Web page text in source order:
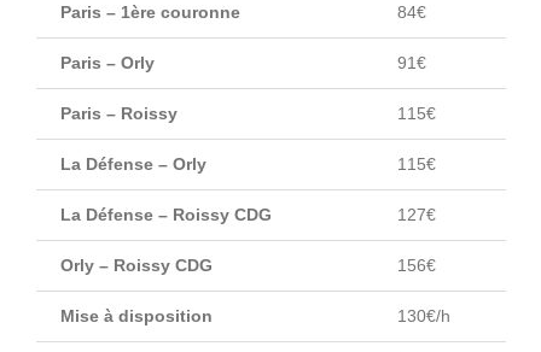
Paris – 1ère couronne 84€
Paris – Orly 91€
Paris – Roissy 115€
La Défense – Orly 115€
La Défense – Roissy CDG 127€
Orly – Roissy CDG 156€
Mise à disposition 130€/h